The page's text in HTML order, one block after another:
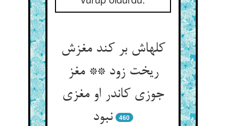
کله‏اش بر کند مغزش
ریخت زود ** مغز
جوزی کاندر او مغزی
نبود
460